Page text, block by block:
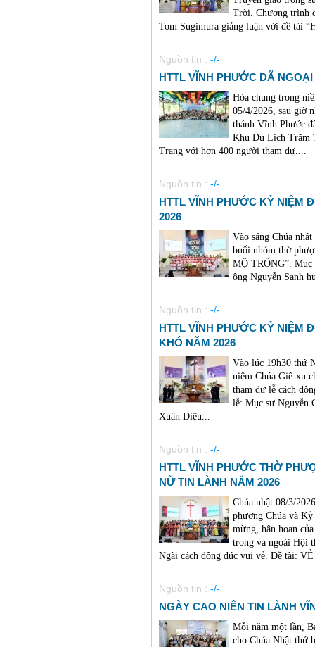
Trời. Chương trình
Tom Sugimura giảng luận với đề tài
Nguồn tin : -/-
HTTL VĨNH PHƯỚC DÃ
Hòa chung trong
05/4/2026, sau giờ
thánh Vĩnh Phước
Khu Du Lịch Trăm
Trang với hơn 400 người tham dự....
Nguồn tin : -/-
HTTL VĨNH PHƯỚC KỶ NIỆM
2026
Vào sáng Chúa
buổi nhóm thờ
MỘ TRỐNG”. Mục
ông Nguyễn Sanh
Nguồn tin : -/-
HTTL VĨNH PHƯỚC KỶ NIỆM
KHÓ NĂM 2026
Vào lúc 19h30 thứ
niệm Chúa Giê-xu
tham dự lễ cách
lễ: Mục sư Nguyễn
Xuân Diệu...
Nguồn tin : -/-
HTTL VĨNH PHƯỚC THỜ
NỮ TIN LÀNH NĂM 2026
Chúa nhật 08/3/
phượng Chúa và
mừng, hân hoan
trong và ngoài Hội
Ngài cách đông đúc vui vẻ. Đề tài:
Nguồn tin : -/-
NGÀY CAO NIÊN TIN LÀNH
Mỗi năm một lần,
cho Chúa Nhật thứ